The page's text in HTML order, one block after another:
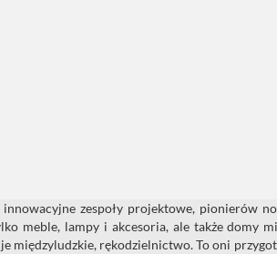
zespoły projektowe, pionierów
meble, lampy i akcesoria, ale także domy
międzyludzkie, rękodzielnictwo. To oni